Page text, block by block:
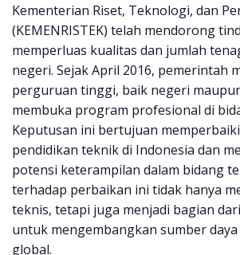
Kementerian Riset, Teknologi, dan
(KEMENRISTEK) telah mendorong
memperluas kualitas dan jumlah
negeri. Sejak April 2016, pemerintah
perguruan tinggi, baik negeri
membuka program profesional di
Keputusan ini bertujuan
pendidikan teknik di Indonesia dan
potensi keterampilan dalam bidang
terhadap perbaikan ini tidak hanya
teknis, tetapi juga menjadi bagian
untuk mengembangkan sumber daya
global.